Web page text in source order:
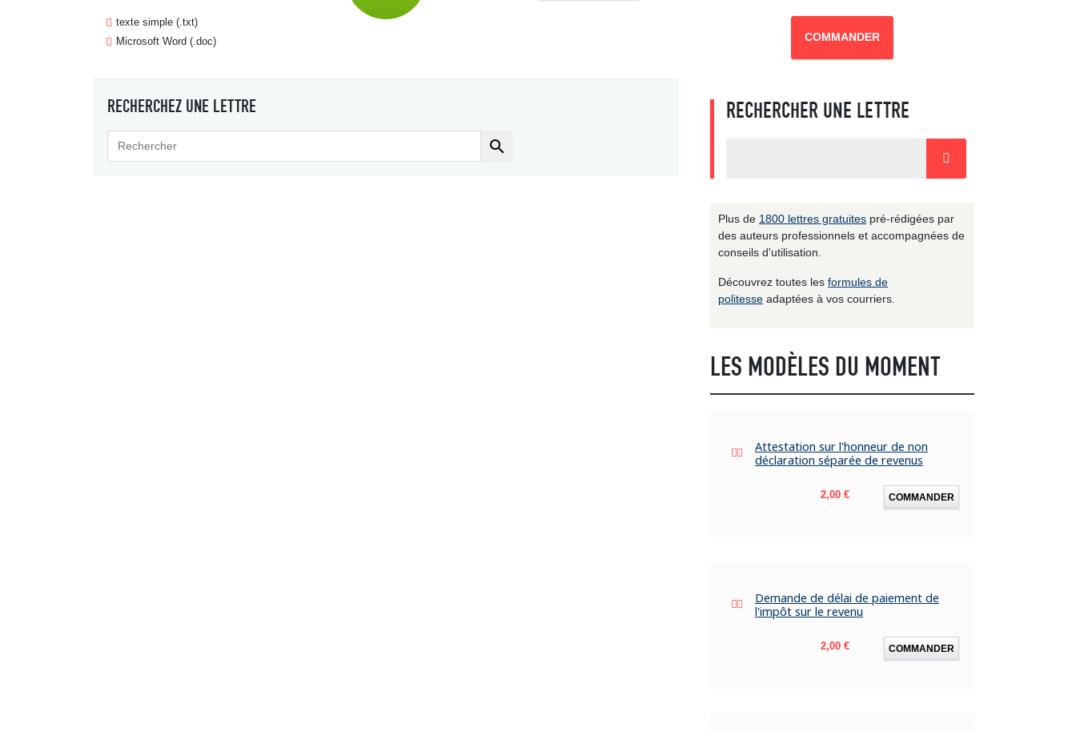
texte simple (.txt)
Microsoft Word (.doc)
RECHERCHEZ UNE LETTRE

COMMANDER
RECHERCHER UNE LETTRE
Plus de 1800 lettres gratuites pré-rédigées par
des auteurs professionnels et accompagnées de
conseils d'utilisation.
Découvrez toutes les formules de
politesse adaptées à vos courriers.
LES MODÈLES DU MOMENT
Attestation sur l'honneur de non
déclaration séparée de revenus
Prix
2,00 € COMMANDER
Demande de délai de paiement de
l'impôt sur le revenu
Prix
2,00 € COMMANDER